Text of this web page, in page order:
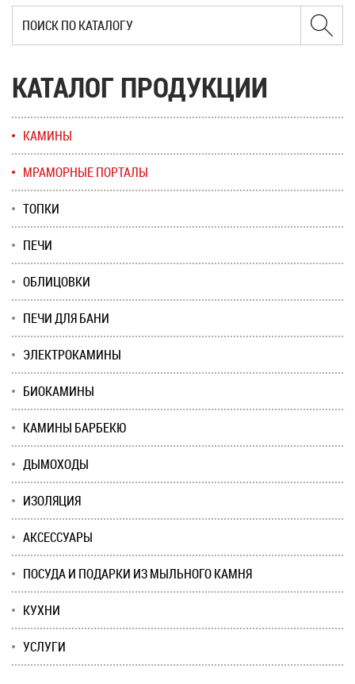
КАТАЛОГ ПРОДУКЦИИ
КАМИНЫ
МРАМОРНЫЕ ПОРТАЛЫ
ТОПКИ
ПЕЧИ
ОБЛИЦОВКИ
ПЕЧИ ДЛЯ БАНИ
ЭЛЕКТРОКАМИНЫ
БИОКАМИНЫ
КАМИНЫ БАРБЕКЮ
ДЫМОХОДЫ
ИЗОЛЯЦИЯ
АКСЕССУАРЫ
ПОСУДА И ПОДАРКИ ИЗ МЫЛЬНОГО КАМНЯ
КУХНИ
УСЛУГИ